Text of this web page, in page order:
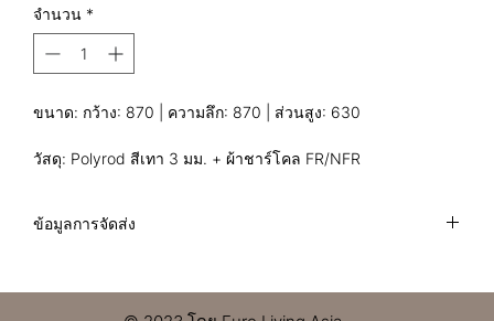
จำนวน *
ขนาด: กว้าง: 870 | ความลึก: 870 | ส่วนสูง: 630
วัสดุ: Polyrod สีเทา 3 มม. + ผ้าชาร์โคล FR/NFR
ข้อมูลการจัดส่ง
ให้ข้อมูลอย่างตรงไปตรงมาเกี่ยวกับนโยบายการจัดส่งของคุณ